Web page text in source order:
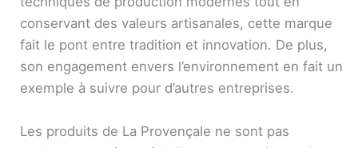
conservant des valeurs artisanales, cette marque
fait le pont entre tradition et innovation. De plus,
son engagement envers l’environnement en fait un
exemple à suivre pour d’autres entreprises.
Les produits de La Provençale ne sont pas